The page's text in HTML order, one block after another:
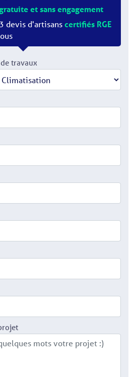
et sans engagement
devis d'artisanscertifiés RGE
travaux